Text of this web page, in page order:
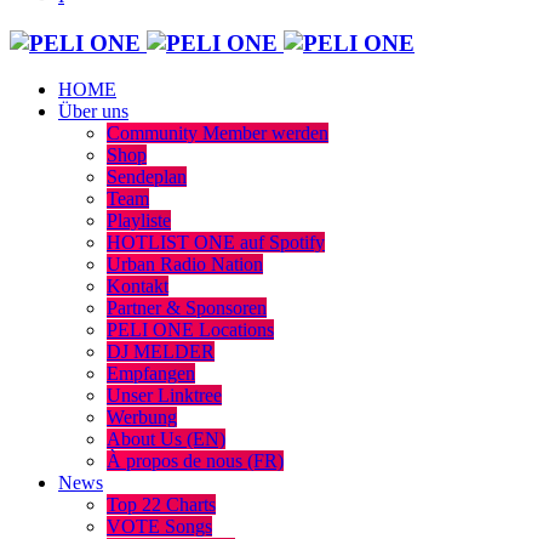
HOME
Über uns
Community Member werden
Shop
Sendeplan
Team
Playliste
HOTLIST ONE auf Spotify
Urban Radio Nation
Kontakt
Partner & Sponsoren
PELI ONE Locations
DJ MELDER
Empfangen
Unser Linktree
Werbung
About Us (EN)
À propos de nous (FR)
News
Top 22 Charts
VOTE Songs